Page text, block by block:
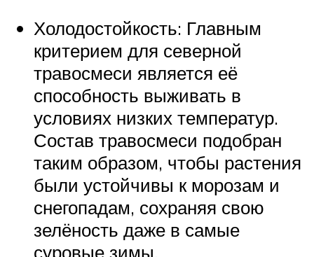
Холодостойкость: Главным
критерием для северной
травосмеси является её
способность выживать в
условиях низких температур.
Состав травосмеси подобран
таким образом, чтобы растения
были устойчивы к морозам и
снегопадам, сохраняя свою
зелёность даже в самые
суровые зимы.